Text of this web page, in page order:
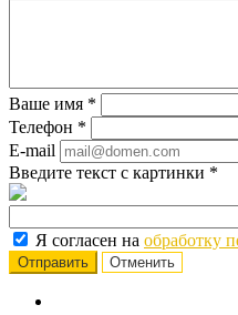
Ваше имя *
Телефон *
E-mail
Введите текст с картинки *
Я согласен на обработку
Отменить